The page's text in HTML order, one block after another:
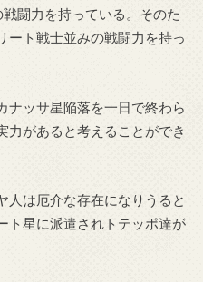
闘力を持っている。そのた
ート戦士並みの戦闘力を持っ
ナッサ星陥落を一日で終わら
力があると考えることができ
人は厄介な存在になりうると
ト星に派遣されトテッポ達が